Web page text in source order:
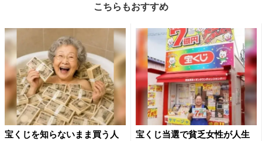
こちらもおすすめ
宝くじを知らないまま買う人
宝くじ当選で貧乏女性が人生